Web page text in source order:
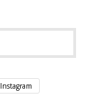
Instagram